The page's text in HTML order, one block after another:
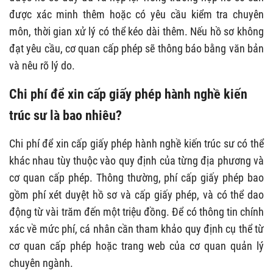
được xác minh thêm hoặc có yêu cầu kiểm tra chuyên
môn, thời gian xử lý có thể kéo dài thêm. Nếu hồ sơ không
đạt yêu cầu, cơ quan cấp phép sẽ thông báo bằng văn bản
và nêu rõ lý do.
Chi phí để xin cấp giấy phép hành nghề kiến
trúc sư là bao nhiêu?
Chi phí để xin cấp giấy phép hành nghề kiến trúc sư có thể
khác nhau tùy thuộc vào quy định của từng địa phương và
cơ quan cấp phép. Thông thường, phí cấp giấy phép bao
gồm phí xét duyệt hồ sơ và cấp giấy phép, và có thể dao
động từ vài trăm đến một triệu đồng. Để có thông tin chính
xác về mức phí, cá nhân cần tham khảo quy định cụ thể từ
cơ quan cấp phép hoặc trang web của cơ quan quản lý
chuyên ngành.